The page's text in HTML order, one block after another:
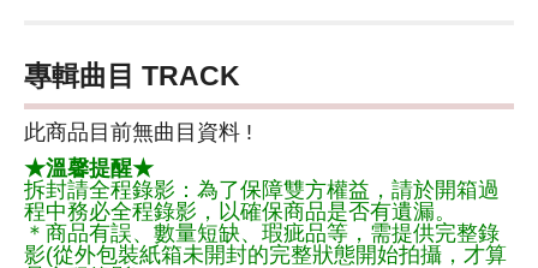
專輯曲目 TRACK
此商品目前無曲目資料 !
★溫馨提醒★
拆封請全程錄影：為了保障雙方權益，請於開箱過
程中務必全程錄影，以確保商品是否有遺漏。
＊商品有誤、數量短缺、瑕疵品等，需提供完整錄
影(從外包裝紙箱未開封的完整狀態開始拍攝，才算